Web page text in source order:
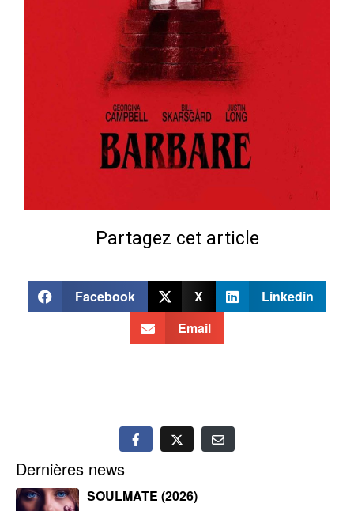
Partagez cet article
Facebook X
Linkedin
Email
Dernières news
SOULMATE (2026)